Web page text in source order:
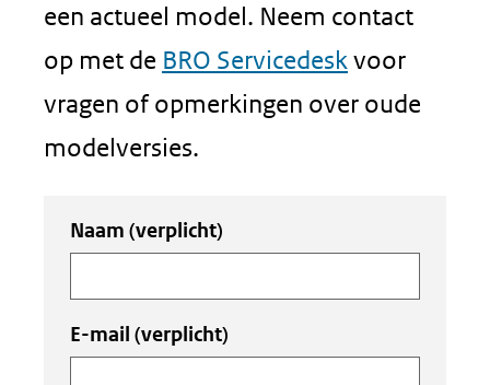
een actueel model. Neem contact
op met de BRO Servicedesk voor
vragen of opmerkingen over oude
modelversies.
Uw
Naam (verplicht)
E-mail (verplicht)